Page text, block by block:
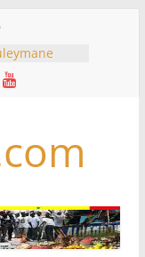
des
à
montant
de francs